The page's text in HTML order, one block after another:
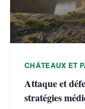
CHÂTEAUX ET
Attaque et
stratégies